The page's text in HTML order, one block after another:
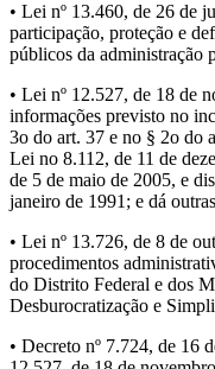
• Lei nº 13.460, de 26 de
participação, proteção e
públicos da administração
• Lei nº 12.527, de 18 de
informações previsto no
3o do art. 37 e no § 2o do
Lei no 8.112, de 11 de
de 5 de maio de 2005, e
janeiro de 1991; e dá
• Lei nº 13.726, de 8 de
procedimentos
do Distrito Federal e dos
Desburocratização e
• Decreto nº 7.724, de 16